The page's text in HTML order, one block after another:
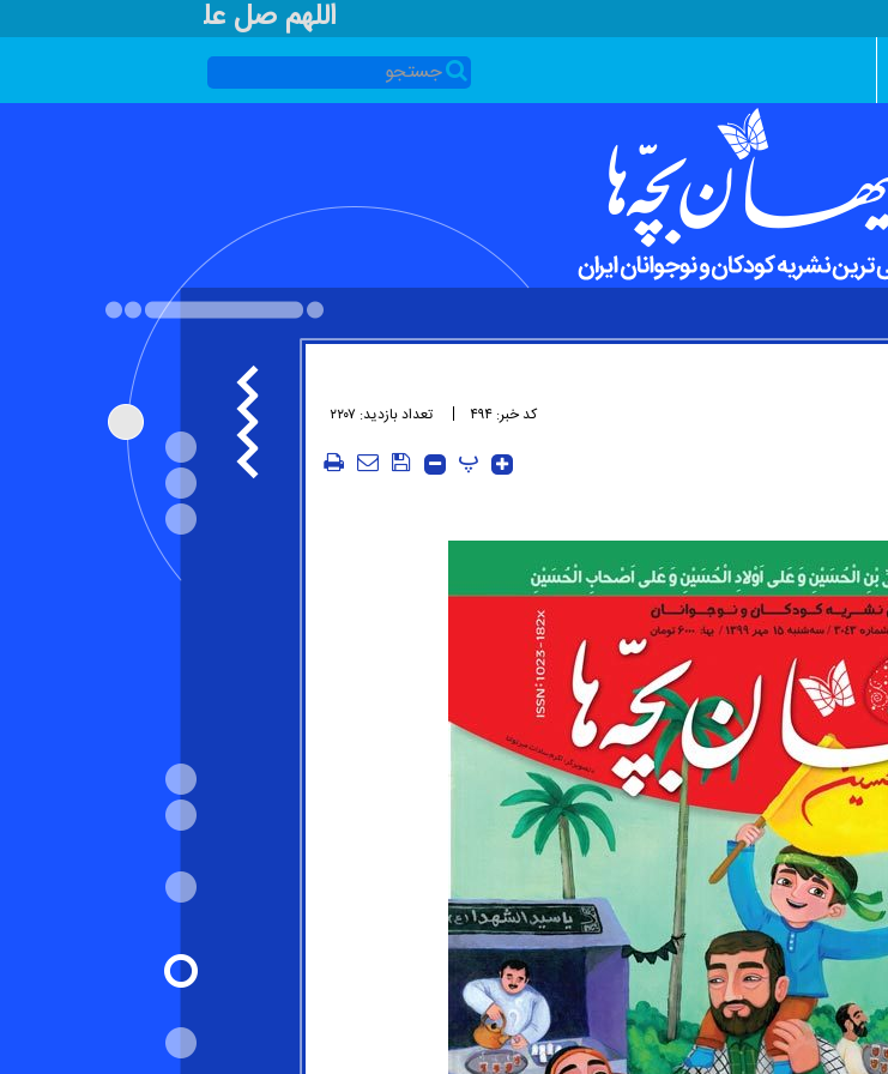
اللهم صل علی محمد و آل
کد خبر: ۴۹۴ تعداد بازدید: ۲۲۰۷
پ